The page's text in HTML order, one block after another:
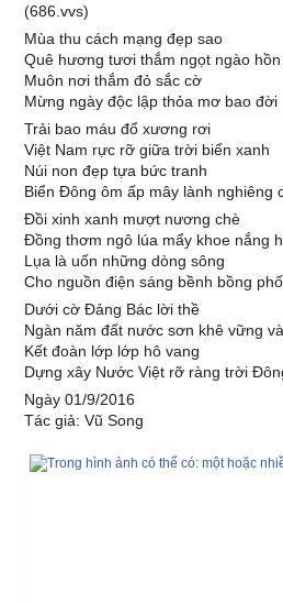
(686.vvs)
Mùa thu cách mạng đẹp sao
Quê hương tươi thắm ngọt ngào
Muôn nơi thắm đỏ sắc cờ
Mừng ngày độc lập thỏa mơ bao đời
Trải bao máu đổ xương rơi
Việt Nam rực rỡ giữa trời biển xanh
Núi non đẹp tựa bức tranh
Biển Đông ôm ấp mây lành nghiêng
Đồi xinh xanh mượt nương chè
Đồng thơm ngô lúa mẩy khoe nắng
Lụa là uốn những dòng sông
Cho nguồn điện sáng bềnh bồng
Dưới cờ Đảng Bác lời thề
Ngàn năm đất nước sơn khê vững
Kết đoàn lớp lớp hô vang
Dựng xây Nước Việt rỡ ràng trời
Ngày 01/9/2016
Tác giả: Vũ Song